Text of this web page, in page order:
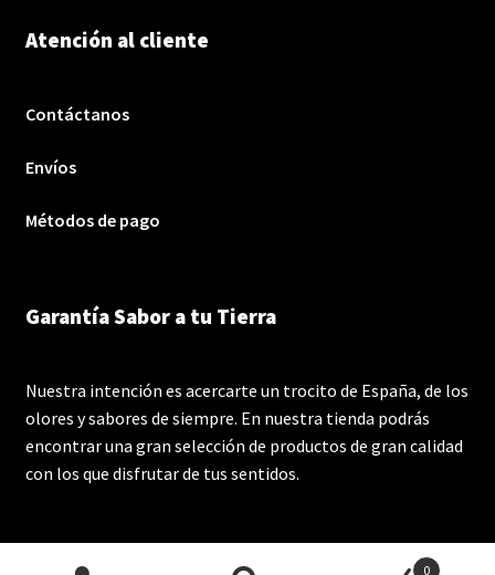
Atención al cliente
Contáctanos
Envíos
Métodos de pago
Garantía Sabor a tu Tierra
Nuestra intención es acercarte un trocito de España, de los
olores y sabores de siempre. En nuestra tienda podrás
encontrar una gran selección de productos de gran calidad
con los que disfrutar de tus sentidos.
0